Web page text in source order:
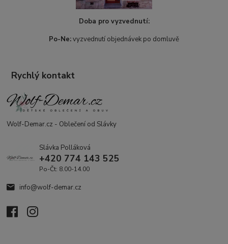
Doba pro vyzvednutí:
Po-Ne:vyzvednutí objednávek po domluvě
Rychlý kontakt
Wolf-Demar.cz - Oblečení od Slávky
Slávka Polláková
+420 774 143 525
Po-Čt: 8.00-14.00
info@wolf-demar.cz